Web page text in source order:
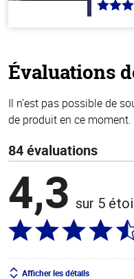
4.5
Évaluations
Il n’est pas possible de
de produit en ce
84 évaluations
4,3 sur 5
Afficher les détails